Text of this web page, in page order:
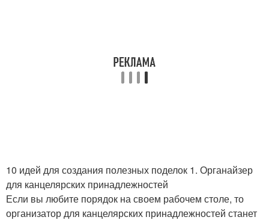
10 идей для создания полезных поделок 1. Органайзер
для канцелярских принадлежностей
Если вы любите порядок на своем рабочем столе, то
организатор для канцелярских принадлежностей станет